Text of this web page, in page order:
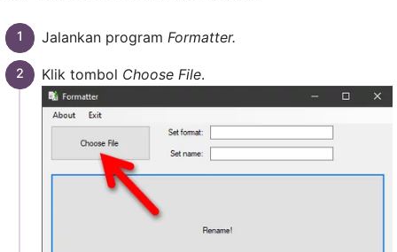
Jalankan program Formatter.
Klik tombol Choose File.